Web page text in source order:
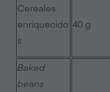
Cereales
enriquecido
s
40 g
Baked
beans